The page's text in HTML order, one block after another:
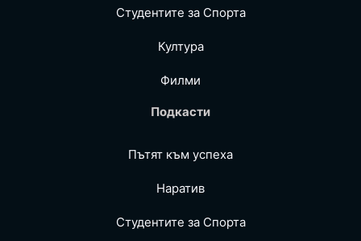
Студентите за Спортa
Култура
Филми
Подкасти
Пътят към успеха
Наратив
Студентите за Спортa